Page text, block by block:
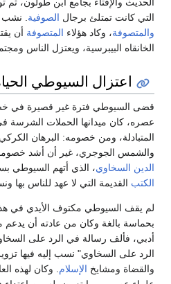
الحديث والإفتاء بجامع ابن طولون، ثم
التي كانت تمتلئ برجال الصوفية. نشب
والمتصوفة، وكاد هؤلاء المتصوفة أن
الخانقاه البيبرسية، ويعتزل الناس
اعتزال السيوطي
قضى السيوطي فترة غير قصيرة في
عصره، كان ميدانها الحملات الشرسة
المتبادلة، ومن خصومه: البرهان
والشمس الجوجري، غير أن أشد
الدين السخاوي، الذي أتهم السيوطي
الكتب القديمة التي لا عهد للناس بها
لم يقف السيوطي مكتوف الأيدي في
بحماسة بالغة وكان من عادته أن يدعم
أدبي، فألف رسالة في الرد على
الرد على السخاوي" نسب إليه فيها
والقضاة ومشايخ الإسلام . وكان لهذه